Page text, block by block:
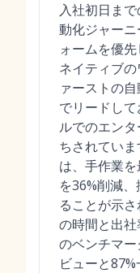
入社初日ま
動化ジャー
ォームを優
ネイティブ
ァーストの
でリードし
ルでのエン
ちされていま
は、手作業
を36%削減
ることが示
の時間と出
のベンチマ
ビューと